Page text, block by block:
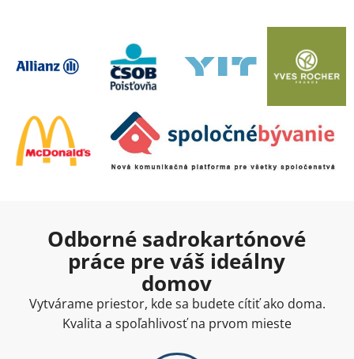
Odborné sadrokartónové
práce pre váš ideálny
domov
Vytvárame priestor, kde sa budete cítiť ako doma.
Kvalita a spoľahlivosť na prvom mieste